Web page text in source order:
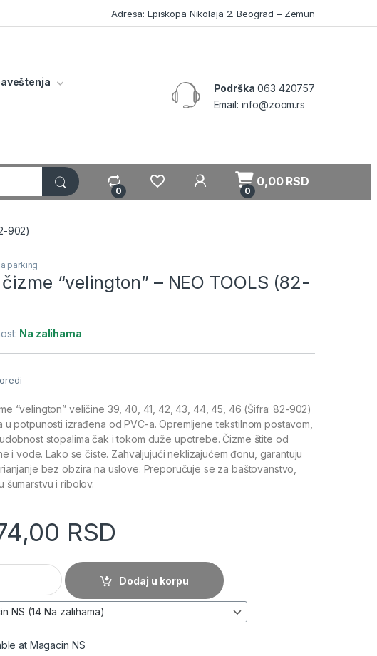
Adresa: Episkopa Nikolaja 2. Beograd – Zemun
Podrška 063 420757
Email: info@zoom.rs
0
My Account
0
0,00RSD
902)
parking
čizme “velington” – NEO TOOLS (82-
Na zalihama
“velington” veličine 39, 40, 41, 42, 43, 44, 45, 46 (Šifra: 82-902)
u potpunosti izrađena od PVC-a. Opremljene tekstilnom postavom,
stopalima čak i tokom duže upotrebe. Čizme štite od
i vode. Lako se čiste. Zahvaljujući neklizajućem đonu, garantuju
bez obzira na uslove. Preporučuje se za baštovanstvo,
šumarstvu i ribolov.
RSD
"velington" - NEO TOOLS (82-902) količina
Dodaj u korpu
at Magacin NS